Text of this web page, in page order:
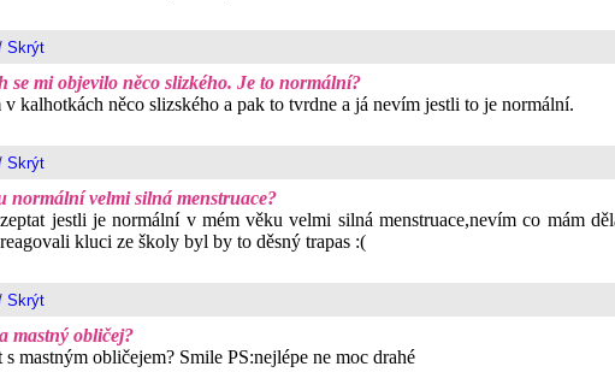
se mi objevilo něco slizkého. Je to normální?
kalhotkách něco slizského a pak to tvrdne a já nevím jestli to je normální.
normální velmi silná menstruace?
jestli je normální v mém věku velmi silná menstruace,nevím co mám
kluci ze školy byl by to děsný trapas :(
mastný obličej?
mastným obličejem? Smile PS:nejlépe ne moc drahé